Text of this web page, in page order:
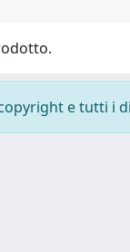
e tutti i